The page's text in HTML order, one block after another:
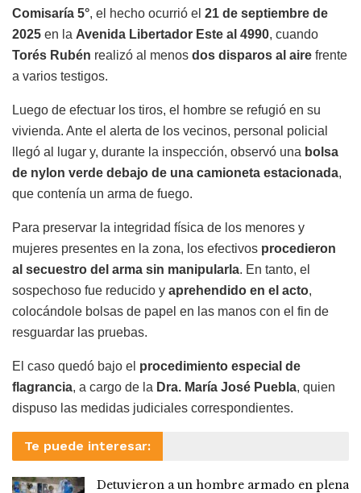
Comisaría 5°, el hecho ocurrió el 21 de septiembre de
2025 en la Avenida Libertador Este al 4990, cuando
Torés Rubén realizó al menos dos disparos al aire frente
a varios testigos.
Luego de efectuar los tiros, el hombre se refugió en su
vivienda. Ante el alerta de los vecinos, personal policial
llegó al lugar y, durante la inspección, observó una bolsa
de nylon verde debajo de una camioneta estacionada,
que contenía un arma de fuego.
Para preservar la integridad física de los menores y
mujeres presentes en la zona, los efectivos procedieron
al secuestro del arma sin manipularla. En tanto, el
sospechoso fue reducido y aprehendido en el acto,
colocándole bolsas de papel en las manos con el fin de
resguardar las pruebas.
El caso quedó bajo el procedimiento especial de
flagrancia, a cargo de la Dra. María José Puebla, quien
dispuso las medidas judiciales correspondientes.
Te puede interesar:
Detuvieron a un hombre armado en plena